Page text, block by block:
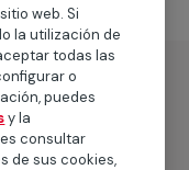
domicilio
web. Si
la utilización de
todas las
o
puedes
y la
consultar
de sus cookies,